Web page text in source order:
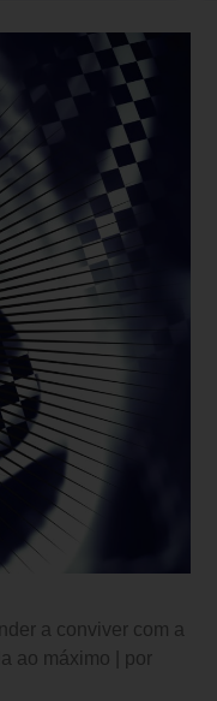
a conviver com a
ao máximo | por